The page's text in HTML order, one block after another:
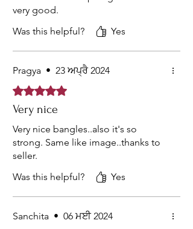
very good.
Was this helpful?
Yes
Pragya • 23 ਅਪ੍ਰੈ 2024
Rated 5 out of 5 stars.
Very nice
Very nice bangles..also it's so
strong. Same like image..thanks to
seller.
Was this helpful?
Yes
Sanchita • 06 ਮਈ 2024